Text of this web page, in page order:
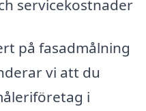
servicekostnader
på fasadmålning
vi att du
i